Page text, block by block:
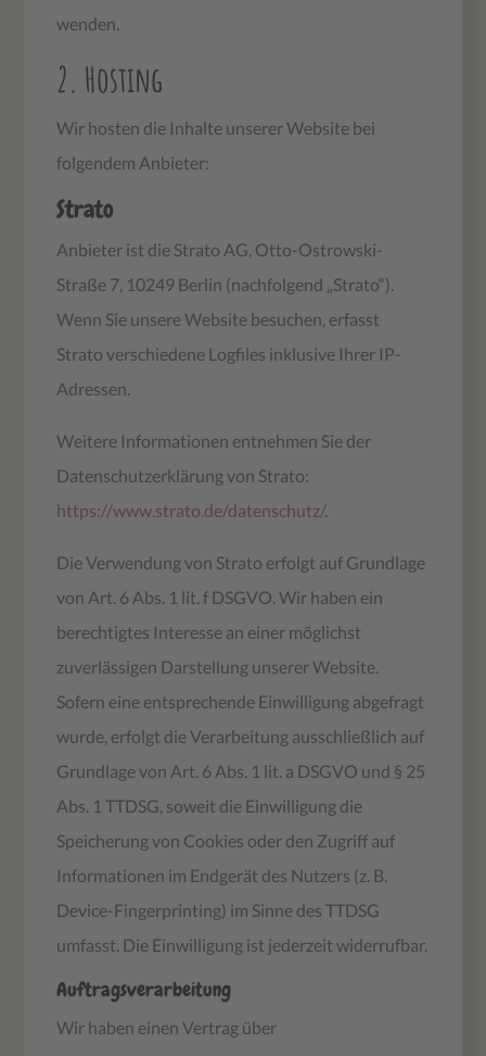
wenden.
2. Hosting
Wir hosten die Inhalte unserer Website bei
folgendem Anbieter:
Strato
Anbieter ist die Strato AG, Otto-Ostrowski-
Straße 7, 10249 Berlin (nachfolgend „Strato“).
Wenn Sie unsere Website besuchen, erfasst
Strato verschiedene Logfiles inklusive Ihrer IP-
Adressen.
Weitere Informationen entnehmen Sie der
Datenschutzerklärung von Strato:
https://www.strato.de/datenschutz/.
Die Verwendung von Strato erfolgt auf Grundlage
von Art. 6 Abs. 1 lit. f DSGVO. Wir haben ein
berechtigtes Interesse an einer möglichst
zuverlässigen Darstellung unserer Website.
Sofern eine entsprechende Einwilligung abgefragt
wurde, erfolgt die Verarbeitung ausschließlich auf
Grundlage von Art. 6 Abs. 1 lit. a DSGVO und § 25
Abs. 1 TTDSG, soweit die Einwilligung die
Speicherung von Cookies oder den Zugriff auf
Informationen im Endgerät des Nutzers (z. B.
Device-Fingerprinting) im Sinne des TTDSG
umfasst. Die Einwilligung ist jederzeit widerrufbar.
Auftragsverarbeitung
Wir haben einen Vertrag über